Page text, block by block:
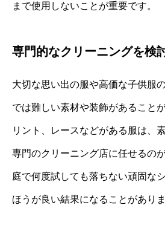
まで使用しないことが重要です。
専門的なクリーニングを検
大切な思い出の服や高価な子供服
では難しい素材や装飾があること
リント、レースなどがある服は、
専門のクリーニング店に任せるの
庭で何度試しても落ちない頑固な
ほうが良い結果になることがありま